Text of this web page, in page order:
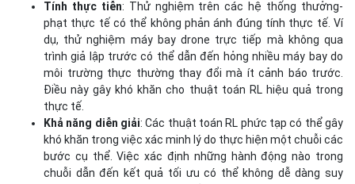
luận, làm cho việc thực hiện trở nên khó khăn.
Xem thêm:RLHF là gì? Ứng dụng như nào trong trí tuệ nhân tạo AI
Facebook
Twitter
ĐƯỢC QUAN TÂM